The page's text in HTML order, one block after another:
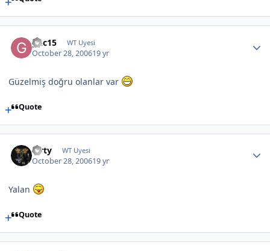
gnc15 WT Uyesi
October 28, 200619 yr
Güzelmiş doğru olanlar var
Quote
Mrty WT Uyesi
October 28, 200619 yr
Yalan
Quote